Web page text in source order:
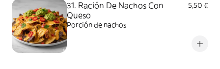
31. Ración De Nachos Con
Queso
5,50 €
Porción de nachos